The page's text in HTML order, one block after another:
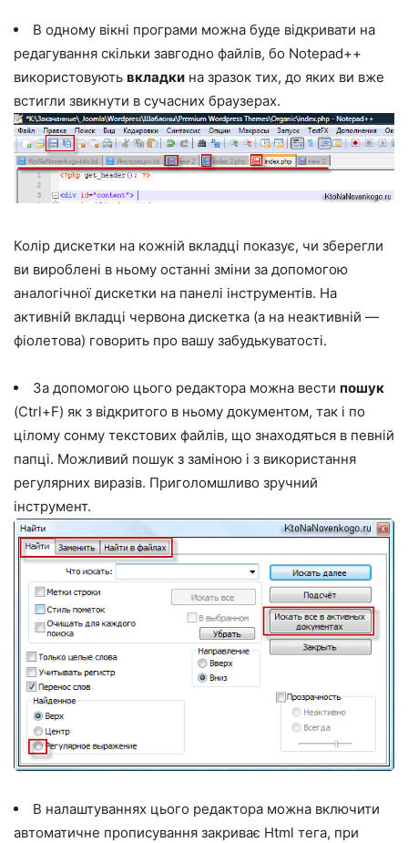
В одному вікні програми можна буде відкривати на
редагування скільки завгодно файлів, бо Notepad++
використовують вкладки на зразок тих, до яких ви вже
встигли звикнути в сучасних браузерах.
Колір дискетки на кожній вкладці показує, чи зберегли
ви вироблені в ньому останні зміни за допомогою
аналогічної дискетки на панелі інструментів. На
активній вкладці червона дискетка (а на неактивній —
фіолетова) говорить про вашу забудькуватості.
За допомогою цього редактора можна вести пошук
(Ctrl+F) як з відкритого в ньому документом, так і по
цілому сонму текстових файлів, що знаходяться в певній
папці. Можливий пошук з заміною і з використання
регулярних виразів. Приголомшливо зручний
інструмент.
В налаштуваннях цього редактора можна включити
автоматичне прописування закриває Html тега, при